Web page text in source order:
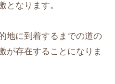
となります。
地に到着するまでの道の
が存在することになりま